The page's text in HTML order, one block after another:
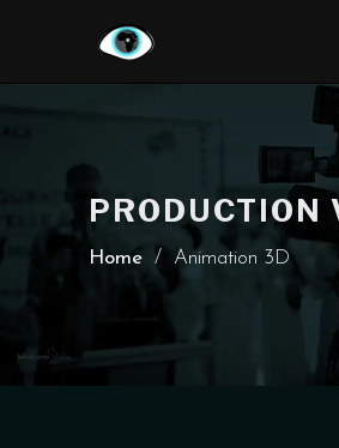
PRODUCTION
Home / Animation 3D